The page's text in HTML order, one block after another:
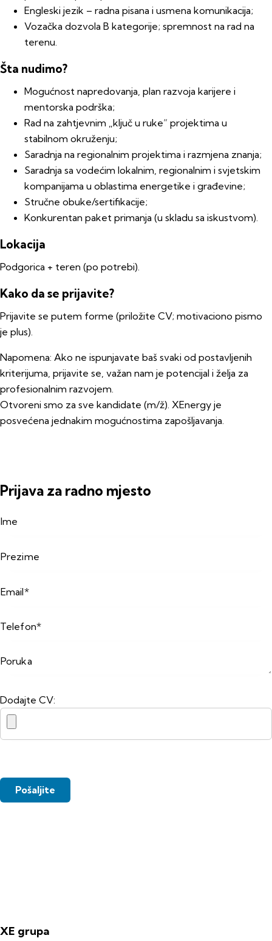
Engleski jezik – radna pisana i usmena komunikacija;
Vozačka dozvola B kategorije; spremnost na rad na
terenu.
Šta nudimo?
Mogućnost napredovanja, plan razvoja karijere i
mentorska podrška;
Rad na zahtjevnim „ključ u ruke“ projektima u
stabilnom okruženju;
Saradnja na regionalnim projektima i razmjena znanja;
Saradnja sa vodećim lokalnim, regionalnim i svjetskim
kompanijama u oblastima energetike i građevine;
Stručne obuke/sertifikacije;
Konkurentan paket primanja (u skladu sa iskustvom).
Lokacija
Podgorica + teren (po potrebi).
Kako da se prijavite?
Prijavite se putem forme (priložite CV; motivaciono pismo
je plus).
Napomena: Ako ne ispunjavate baš svaki od postavljenih
kriterijuma, prijavite se, važan nam je potencijal i želja za
profesionalnim razvojem.
Otvoreni smo za sve kandidate (m/ž). XEnergy je
posvećena jednakim mogućnostima zapošljavanja.
Prijava za radno mjesto
Dodajte CV:
XE grupa